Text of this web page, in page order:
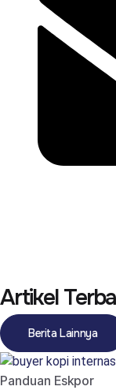
Artikel
Berita Lainnya
Panduan Eskpor